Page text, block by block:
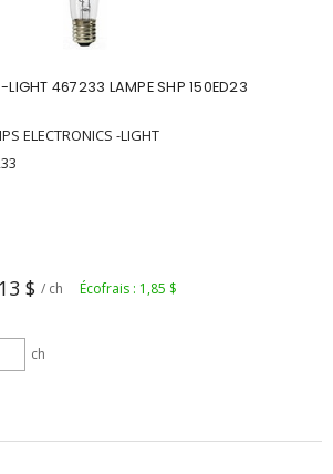
-LIGHT 467233 LAMPE SHP 150ED23
ELECTRONICS -LIGHT
$ / ch Écofrais : 1,85 $
ch